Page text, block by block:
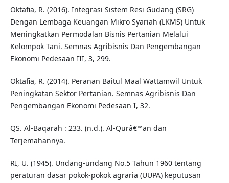
Oktafia, R. (2016). Integrasi Sistem Resi Gudang (SRG)
Dengan Lembaga Keuangan Mikro Syariah (LKMS) Untuk
Meningkatkan Permodalan Bisnis Pertanian Melalui
Kelompok Tani. Semnas Agribisnis Dan Pengembangan
Ekonomi Pedesaan III, 3, 299.
Oktafia, R. (2014). Peranan Baitul Maal Wattamwil Untuk
Peningkatan Sektor Pertanian. Semnas Agribisnis Dan
Pengembangan Ekonomi Pedesaan I, 32.
QS. Al-Baqarah : 233. (n.d.). Al-Qurâ€™an dan
Terjemahannya.
RI, U. (1945). Undang-undang No.5 Tahun 1960 tentang
peraturan dasar pokok-pokok agraria (UUPA) keputusan